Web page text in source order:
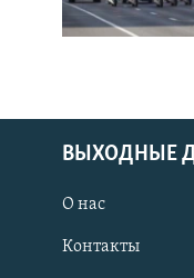
ВЫХОДНЫЕ
О нас
Контакты